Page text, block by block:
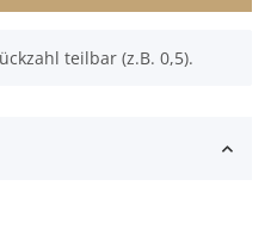
teilbar (z.B. 0,5).